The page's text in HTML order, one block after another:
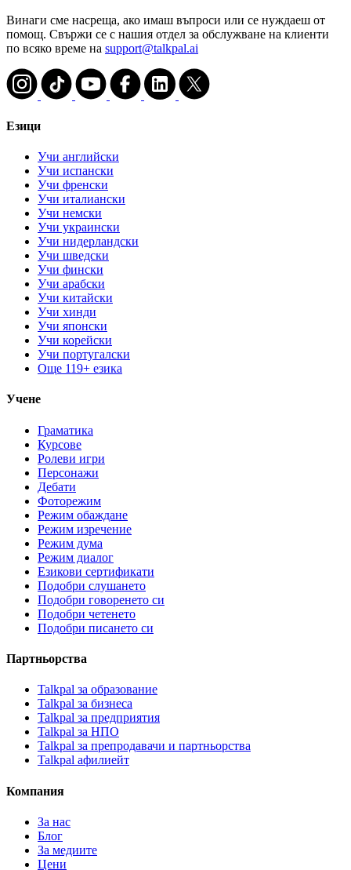
Винаги сме насреща, ако имаш въпроси или се нуждаеш от
помощ. Свържи се с нашия отдел за обслужване на клиенти
по всяко време на support@talkpal.ai
Езици
Учи английски
Учи испански
Учи френски
Учи италиански
Учи немски
Учи украински
Учи нидерландски
Учи шведски
Учи фински
Учи арабски
Учи китайски
Учи хинди
Учи японски
Учи корейски
Учи португалски
Още 119+ езика
Учене
Граматика
Курсове
Ролеви игри
Персонажи
Дебати
Фоторежим
Режим обаждане
Режим изречение
Режим дума
Режим диалог
Езикови сертификати
Подобри слушането
Подобри говоренето си
Подобри четенето
Подобри писането си
Партньорства
Talkpal за образование
Talkpal за бизнеса
Talkpal за предприятия
Talkpal за НПО
Talkpal за препродавачи и партньорства
Talkpal афилиейт
Компания
За нас
Блог
За медиите
Цени